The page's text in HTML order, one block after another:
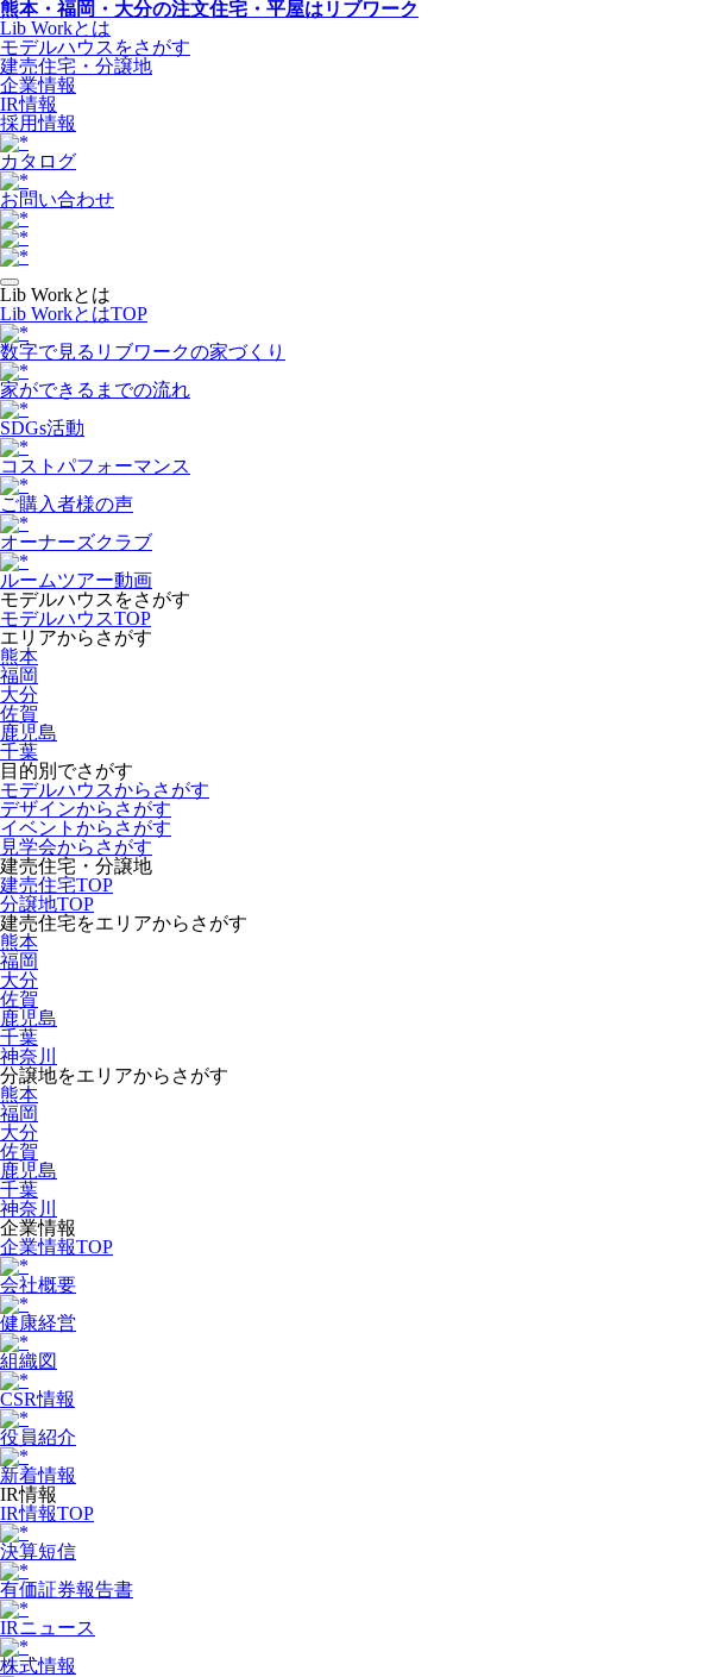
熊本・福岡・大分の注文住宅・平屋はリブワーク
Lib Workとは
モデルハウスをさがす
建売住宅・分譲地
企業情報
IR情報
採用情報
カタログ
お問い合わせ
Lib Workとは
Lib WorkとはTOP
数字で⾒るリブワークの家づくり
家ができるまでの流れ
SDGs活動
コストパフォーマンス
ご購入者様の声
オーナーズクラブ
ルームツアー動画
モデルハウスをさがす
モデルハウスTOP
エリアからさがす
熊本
福岡
大分
佐賀
鹿児島
千葉
目的別でさがす
モデルハウスからさがす
デザインからさがす
イベントからさがす
見学会からさがす
建売住宅・分譲地
建売住宅TOP
分譲地TOP
建売住宅をエリアからさがす
熊本
福岡
大分
佐賀
鹿児島
千葉
神奈川
分譲地をエリアからさがす
熊本
福岡
大分
佐賀
鹿児島
千葉
神奈川
企業情報
企業情報TOP
会社概要
健康経営
組織図
CSR情報
役員紹介
新着情報
IR情報
IR情報TOP
決算短信
有価証券報告書
IRニュース
株式情報